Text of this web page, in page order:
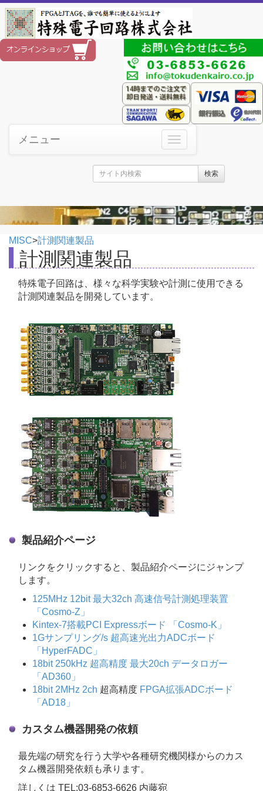
メニュー
検索
MISC>計測関連製品
計測関連製品
特殊電子回路は、様々な科学実験や計測に使用できる
計測関連製品を開発しています。
製品紹介ページ
リンクをクリックすると、製品紹介ページにジャンプ
します。
125MHz 12bit 最大32ch 高速信号計測処理装置
「Cosmo-Z」
Kintex-7搭載PCI Expressボード 「Cosmo-K」
1Gサンプリング/s 超高速光出力ADCボード
「HyperFADC」
18bit 250kHz 超高精度 最大20ch データロガー
「AD360」
18bit 2MHz 2ch 超高精度 FPGA拡張ADCボード
「AD18」
カスタム機器開発の依頼
最先端の研究を行う大学や各種研究機関様からのカス
タム機器開発依頼も承ります。
詳しくは TEL:03-6853-6626 内藤宛